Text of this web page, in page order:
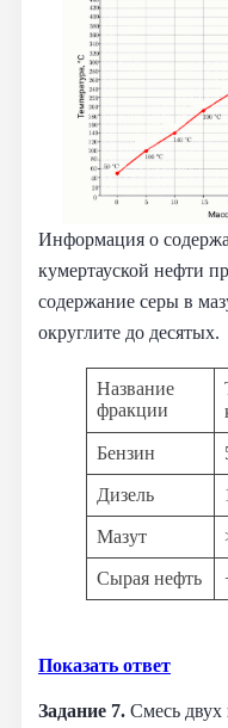
Информация о
кумертауской нефти
содержание серы в
округлите до десятых.
Название
фракции
Бензин
Дизель
Мазут
Сырая нефть
Показать ответ
Задание 7. Смесь двух